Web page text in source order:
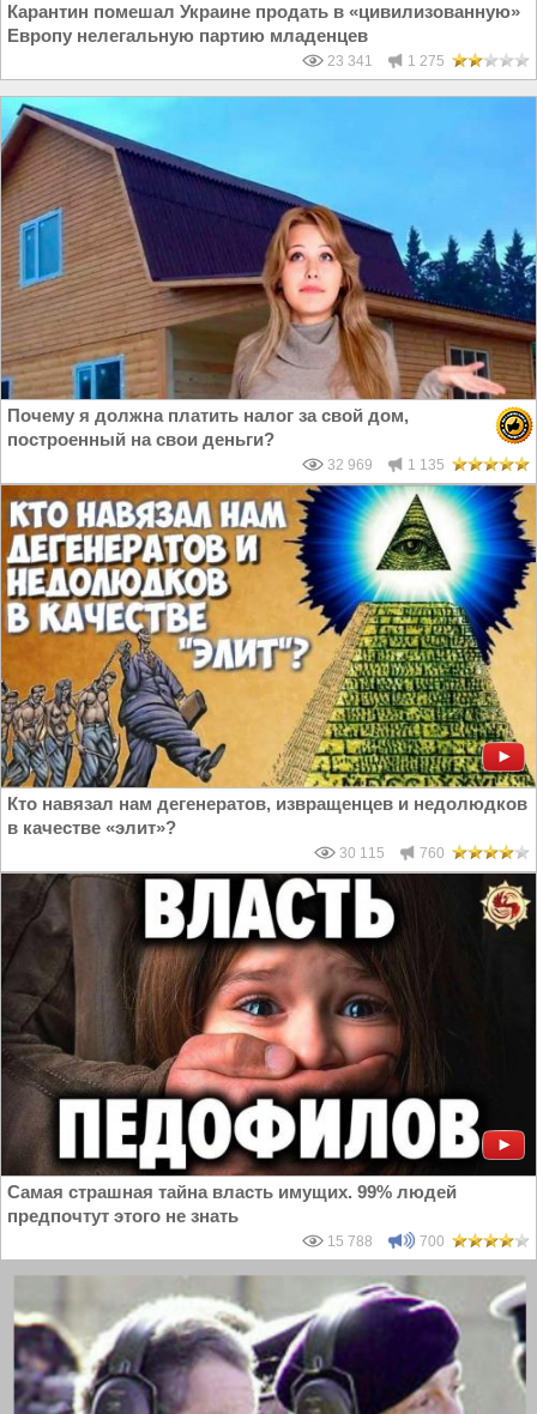
Карантин помешал Украине продать в «цивилизованную»
Европу нелегальную партию младенцев
23 341 1 275
Почему я должна платить налог за свой дом,
построенный на свои деньги?
32 969 1 135
Кто навязал нам дегенератов, извращенцев и недолюдков
в качестве «элит»?
30 115 760
Самая страшная тайна власть имущих. 99% людей
предпочтут этого не знать
15 788 700